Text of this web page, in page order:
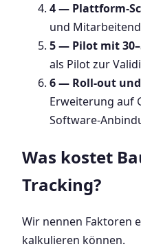
4 — Plattform-
und
5 — Pilot mit
als Pilot zur
6 — Roll-out
Erweiterung auf
Software-
Was kostet
Tracking?
Wir nennen Faktoren
kalkulieren können.